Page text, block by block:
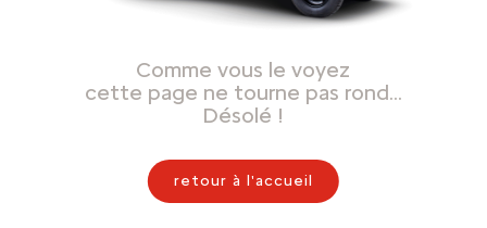
Comme vous le voyez
cette page ne tourne pas rond…
Désolé !
retour à l'accueil